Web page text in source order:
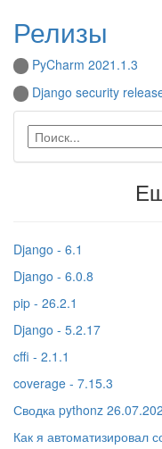
Релизы
PyCharm 2021.1.3
Django security
Django - 6.1
Django - 6.0.8
pip - 26.2.1
Django - 5.2.17
cffi - 2.1.1
coverage - 7.15.3
Сводка pythonz
Как я автоматизировал